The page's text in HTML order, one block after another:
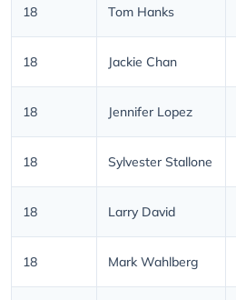
18 Tom Hanks
18 Jackie Chan
18 Jennifer Lopez
18 Sylvester Stallone
18 Larry David
18 Mark Wahlberg